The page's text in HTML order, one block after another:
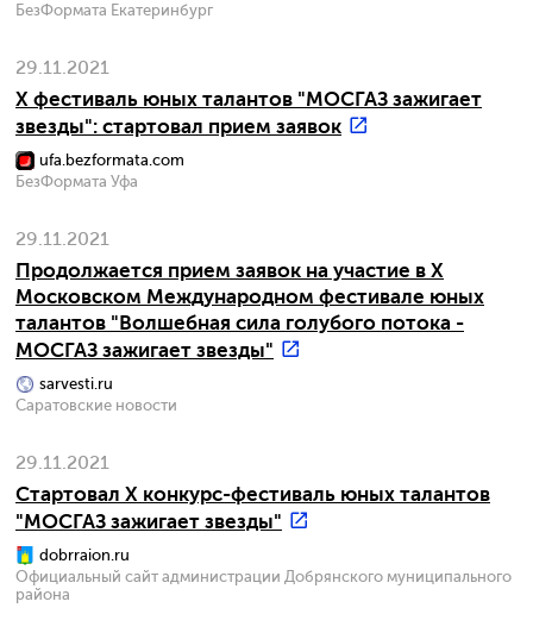
БезФормата Екатеринбург
29.11.2021
X фестиваль юных талантов "МОСГАЗ зажигает
звезды": стартовал прием заявок
ufa.bezformata.com
БезФормата Уфа
29.11.2021
Продолжается прием заявок на участие в X
Московском Международном фестивале юных
талантов "Волшебная сила голубого потока -
МОСГАЗ зажигает звезды"
sarvesti.ru
Саратовские новости
29.11.2021
Стартовал X конкурс-фестиваль юных талантов
"МОСГАЗ зажигает звезды"
dobrraion.ru
Официальный сайт администрации Добрянского муниципального
района